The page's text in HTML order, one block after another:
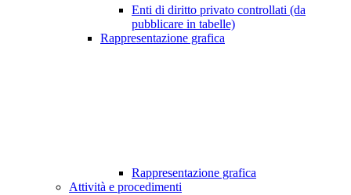
Enti di diritto privato controllati (da
pubblicare in tabelle)
Rappresentazione grafica
Rappresentazione grafica
Attività e procedimenti